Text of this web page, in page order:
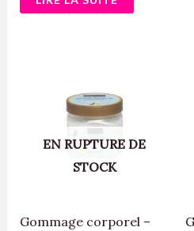
EN RUPTURE DE
STOCK
Gommage corporel –